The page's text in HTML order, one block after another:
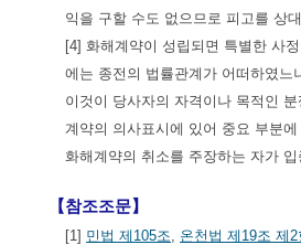
익을 구할 수도 없으므로 피고를 상
[4] 화해계약이 성립되면 특별한 사
에는 종전의 법률관계가 어떠하였
이것이 당사자의 자격이나 목적인
계약의 의사표시에 있어 중요 부분
화해계약의 취소를 주장하는 자가
【참조조문】
[1] 민법 제105조, 온천법 제19조 제2